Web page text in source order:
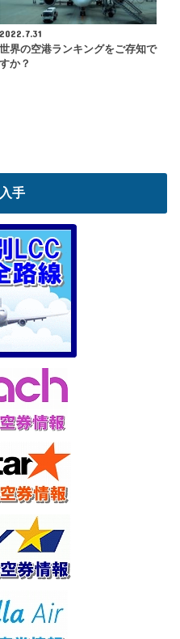
2022.7.31
世界の空港ランキングをご存知で
すか？
手